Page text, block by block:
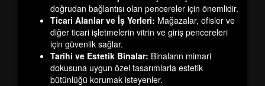
doğrudan bağlantısı olan pencereler için önemlidir.
Ticari Alanlar ve İş Yerleri: Mağazalar, ofisler ve
diğer ticari işletmelerin vitrin ve giriş pencereleri
için güvenlik sağlar.
Tarihi ve Estetik Binalar: Binaların mimari
dokusuna uygun özel tasarımlarla estetik
bütünlüğü korumak isteyenler.